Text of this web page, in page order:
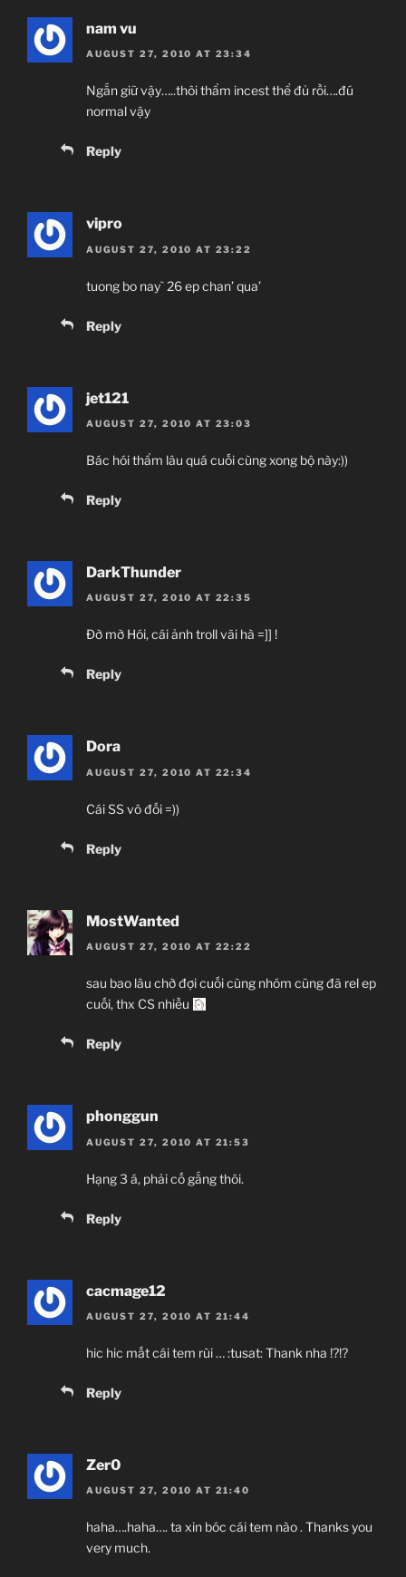
nam vu
AUGUST 27, 2010 AT 23:34
Ngắn giữ vậy…..thôi thẩm incest thể đủ rồi….đú
normal vậy
Reply
vipro
AUGUST 27, 2010 AT 23:22
tuong bo nay` 26 ep chan’ qua’
Reply
jet121
AUGUST 27, 2010 AT 23:03
Bác hói thẩm lâu quá cuối cùng xong bộ này:))
Reply
DarkThunder
AUGUST 27, 2010 AT 22:35
Đờ mờ Hói, cái ảnh troll vãi hà =]] !
Reply
Dora
AUGUST 27, 2010 AT 22:34
Cái SS vô đối =))
Reply
MostWanted
AUGUST 27, 2010 AT 22:22
sau bao lâu chờ đợi cuối cùng nhóm cũng đã rel ep
cuối, thx CS nhiều
Reply
phonggun
AUGUST 27, 2010 AT 21:53
Hạng 3 á, phải cố gắng thôi.
Reply
cacmage12
AUGUST 27, 2010 AT 21:44
hic hic mất cái tem rùi … :tusat: Thank nha !?!?
Reply
Zer0
AUGUST 27, 2010 AT 21:40
haha….haha…. ta xin bóc cái tem nào . Thanks you
very much.